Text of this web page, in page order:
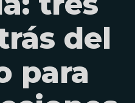
del
para